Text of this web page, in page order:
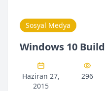
Sosyal Medya
Windows 10
Haziran 27,
2015
296